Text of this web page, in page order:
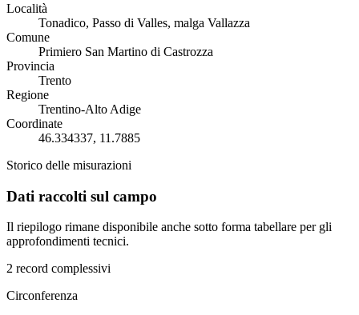
Località
Tonadico, Passo di Valles, malga Vallazza
Comune
Primiero San Martino di Castrozza
Provincia
Trento
Regione
Trentino-Alto Adige
Coordinate
46.334337, 11.7885
Storico delle misurazioni
Dati raccolti sul campo
Il riepilogo rimane disponibile anche sotto forma tabellare per gli
approfondimenti tecnici.
2 record complessivi
Circonferenza